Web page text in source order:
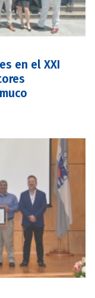
en el XXI